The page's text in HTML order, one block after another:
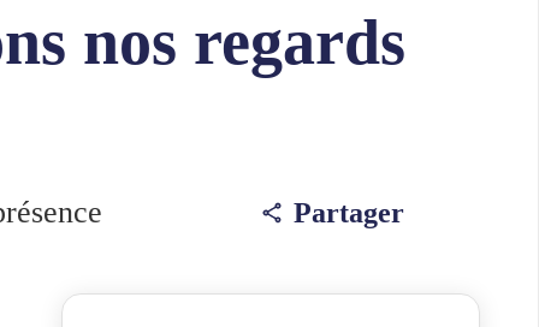
nos regards
Partager